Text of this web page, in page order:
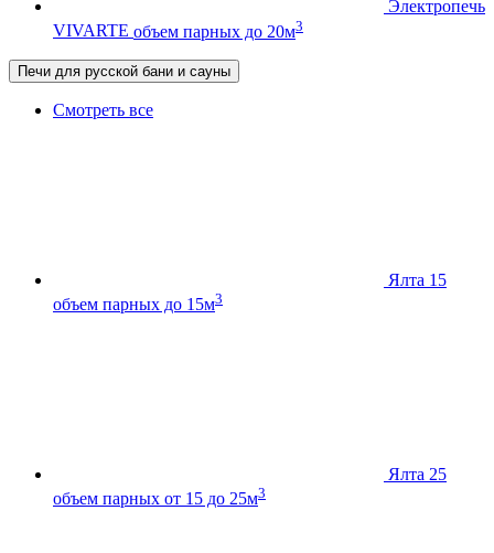
Электропечь
VIVARTE объем парных до 20м3
Печи для русской бани и сауны
Смотреть все
Ялта 15
объем парных до 15м3
Ялта 25
объем парных от 15 до 25м3